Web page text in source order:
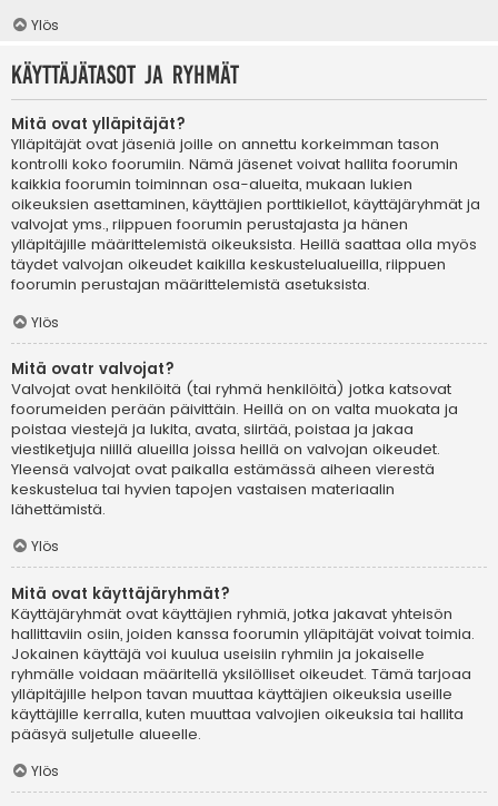
Ylös
Käyttäjätasot ja ryhmät
Mitä ovat ylläpitäjät?
Ylläpitäjät ovat jäseniä joille on annettu korkeimman tason
kontrolli koko foorumiin. Nämä jäsenet voivat hallita foorumin
kaikkia foorumin toiminnan osa-alueita, mukaan lukien
oikeuksien asettaminen, käyttäjien porttikiellot, käyttäjäryhmät ja
valvojat yms., riippuen foorumin perustajasta ja hänen
ylläpitäjille määrittelemistä oikeuksista. Heillä saattaa olla myös
täydet valvojan oikeudet kaikilla keskustelualueilla, riippuen
foorumin perustajan määrittelemistä asetuksista.
Ylös
Mitä ovatr valvojat?
Valvojat ovat henkilöitä (tai ryhmä henkilöitä) jotka katsovat
foorumeiden perään päivittäin. Heillä on on valta muokata ja
poistaa viestejä ja lukita, avata, siirtää, poistaa ja jakaa
viestiketjuja niillä alueilla joissa heillä on valvojan oikeudet.
Yleensä valvojat ovat paikalla estämässä aiheen vierestä
keskustelua tai hyvien tapojen vastaisen materiaalin
lähettämistä.
Ylös
Mitä ovat käyttäjäryhmät?
Käyttäjäryhmät ovat käyttäjien ryhmiä, jotka jakavat yhteisön
hallittaviin osiin, joiden kanssa foorumin ylläpitäjät voivat toimia.
Jokainen käyttäjä voi kuulua useisiin ryhmiin ja jokaiselle
ryhmälle voidaan määritellä yksilölliset oikeudet. Tämä tarjoaa
ylläpitäjille helpon tavan muuttaa käyttäjien oikeuksia useille
käyttäjille kerralla, kuten muuttaa valvojien oikeuksia tai hallita
pääsyä suljetulle alueelle.
Ylös